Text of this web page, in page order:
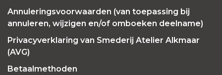
Annuleringsvoorwaarden (van toepassing bij
annuleren, wijzigen en/of omboeken deelname)
Privacyverklaring van Smederij Atelier Alkmaar
(AVG)
Betaalmethoden